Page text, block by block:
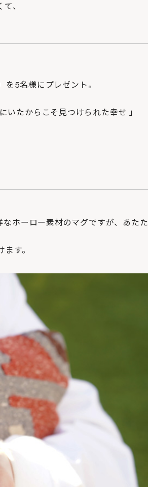
、
を5名様にプレゼント。
いたからこそ見つけられた幸せ 」
ホーロー素材のマグですが、あたた
す。